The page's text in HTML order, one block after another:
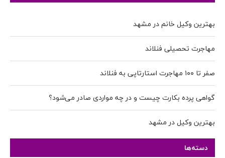
بهترین وکیل خانم در مشهد
مهاجرت تحصیلی فنلاند
صفر تا ۱۰۰ مهاجرت استارتاپی به فنلاند
گواهی پرده بکارت چیست و در چه مواردی صادر می‌شود؟
بهترین وکیل در مشهد
دسته‌ها